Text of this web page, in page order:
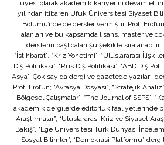
üyesi olarak akademik kariyerini devam
yılından itibaren Ufuk Üniversitesi Siyaset
Bölümü’nde de dersler vermiştir. Prof.
alanları ve bu kapsamda lisans, master ve
derslerin başlıcaları şu şekilde sıralanabilir:
“İstihbarat”, “Kriz Yönetimi”, “Uluslararası
Dış Politikası”, “Rus Dış Politikası”, “ABD Dış
Asya”. Çok sayıda dergi ve gazetede yazıları-
Prof. Erol’un; “Avrasya Dosyası”, “Stratejik
Bölgesel Çalışmalar”, “The Journal of SSPS”,
akademik dergilerde editörlük faaliyetlerinde
Araştırmalar”, “Uluslararası Kriz ve Siyaset
Bakış”, “Ege Üniversitesi Türk Dünyası
Sosyal Bilimler”, “Demokrasi Platformu”